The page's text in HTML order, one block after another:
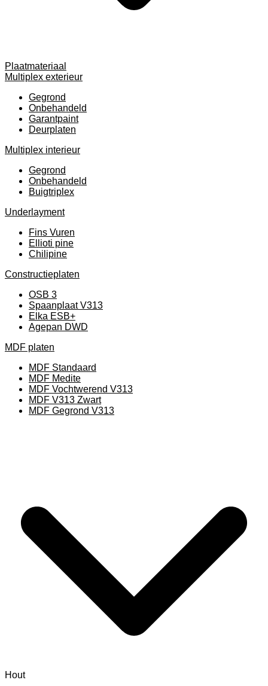
Plaatmateriaal
Multiplex exterieur
Gegrond
Onbehandeld
Garantpaint
Deurplaten
Multiplex interieur
Gegrond
Onbehandeld
Buigtriplex
Underlayment
Fins Vuren
Ellioti pine
Chilipine
Constructieplaten
OSB 3
Spaanplaat V313
Elka ESB+
Agepan DWD
MDF platen
MDF Standaard
MDF Medite
MDF Vochtwerend V313
MDF V313 Zwart
MDF Gegrond V313
Hout